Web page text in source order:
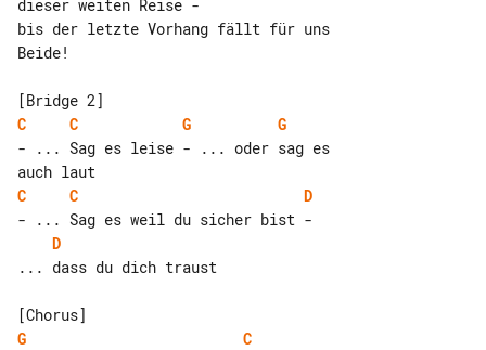
dieser weiten Reise -
bis der letzte Vorhang fällt für uns
Beide!
C
C G
G
- ... Sag es leise - ... oder sag es
C
C
D
D
... dass du dich traust
G
C